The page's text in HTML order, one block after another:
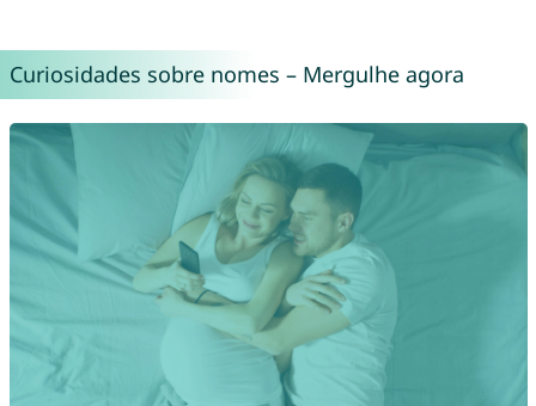
Curiosidades sobre nomes – Mergulhe agora